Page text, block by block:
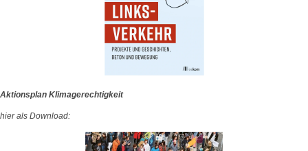
Aktionsplan Klimagerechtigkeit
hier als Download: